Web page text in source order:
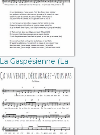
La Gaspésienne (La
Bolduc)
Ca va venir,
découragez-vous
pas ((La Bolduc))